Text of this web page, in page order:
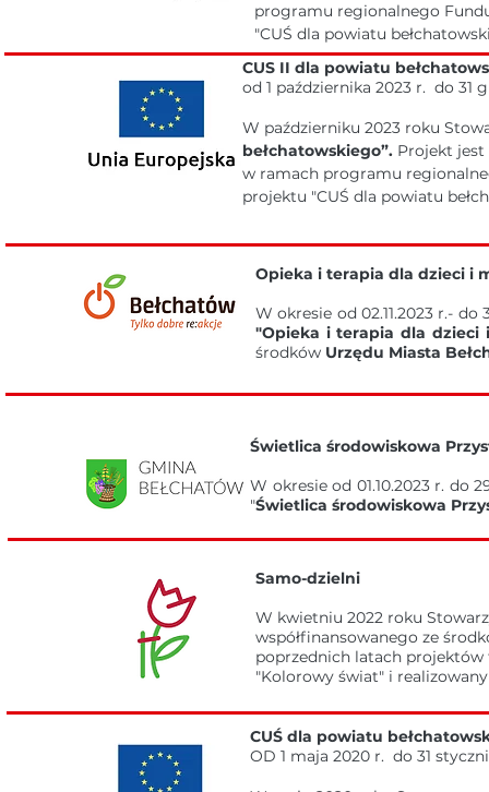
programu regionalnego
"CUŚ dla powiatu
CUS II dla powiatu
od 1 października 2023 r. do 31
W październiku 2023 roku
bełchatowskiego”. Projekt jest
w ramach programu
projektu "CUŚ dla powiatu
Opieka i terapia dla dzieci i
W okresie od 02.11.2023 r.-
"Opieka i terapia dla dzieci
środków Urzędu Miasta
Świetlica środowiskowa
W okresie od 01.10.2023 r. do
"Świetlica środowiskowa
Samo-dzielni
W kwietniu 2022 roku
współfinansowanego ze
poprzednich latach projektów
"Kolorowy świat" i
CUŚ dla powiatu
OD 1 maja 2020 r. do 31